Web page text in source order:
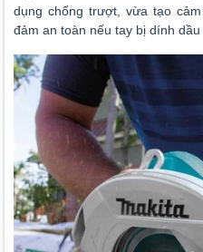
dụng chống trượt, vừa tạo
đảm an toàn nếu tay bị dính